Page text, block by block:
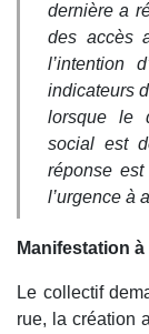
dernière a
des accès
l’intention
indicateurs
lorsque le
social est
réponse
l’urgence à
Manifestation à
Le collectif
rue, la création